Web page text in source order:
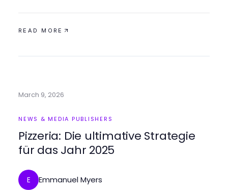
READ MORE
March 9, 2026
NEWS & MEDIA PUBLISHERS
Pizzeria: Die ultimative Strategie
für das Jahr 2025
E Emmanuel Myers